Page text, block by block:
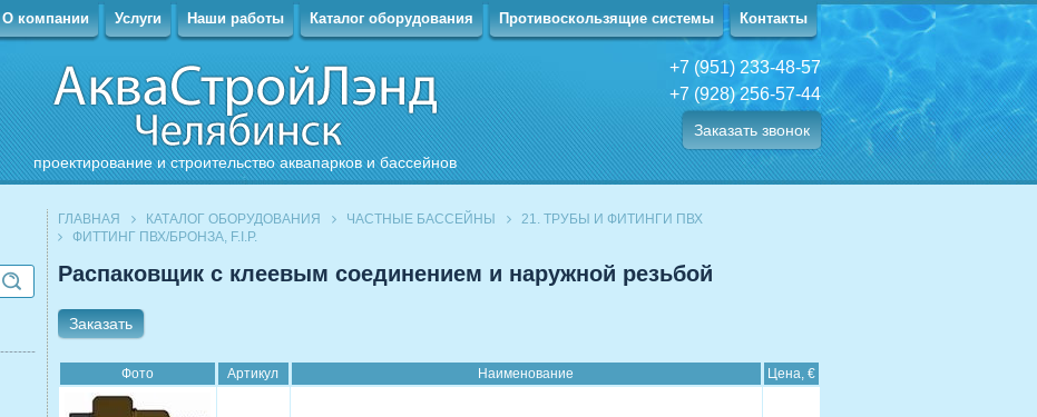
проектирование и строительство аквапарков и бассейнов
О компании Услуги Наши работы Каталог оборудования Противоскользящие системы Контакты
+7 (951) 233-48-57
+7 (928) 256-57-44
Заказать звонок
ГЛАВНАЯ КАТАЛОГ ОБОРУДОВАНИЯ ЧАСТНЫЕ БАССЕЙНЫ
21. ТРУБЫ И ФИТИНГИ ПВХ
ФИТТИНГ ПВХ/БРОНЗА, F.I.P.
Распаковщик с клеевым соединением и наружной резьбой
Заказать
Фото Артикул Наименование Цена, €